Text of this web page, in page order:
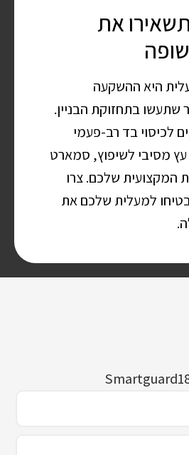
את
היא ההשקעה
בתחזוקת הבניין.
לכיסוי בד רב-פעמי
עץ מסיבי לשיפוץ, סמארט
המקצועית שלכם. צרו
למעלית שלכם את